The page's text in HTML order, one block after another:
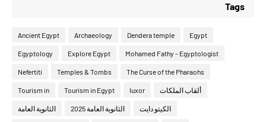
Tags
Ancient Egypt Archaeology Dendera temple Egypt
Egyptology Explore Egypt Mohamed Fathy - Egyptologist
Nefertiti Temples & Tombs The Curse of the Pharaohs
Tourism in Tourism in Egypt luxor ألقاب الملكات
الثانوية العامة الثانوية العامة 2025 الكيتو دايت